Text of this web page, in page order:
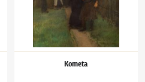
Kometa